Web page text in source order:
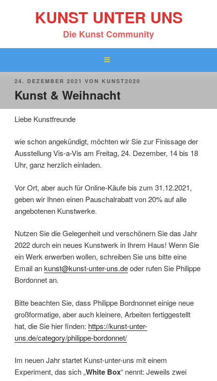
KUNST UNTER UNS
Die Kunst Community
VERÖFFENTLICHT
AM
24. DEZEMBER 2021 VON KUNST2020
Kunst & Weihnacht
Liebe Kunstfreunde
wie schon angekündigt, möchten wir Sie zur Finissage der
Ausstellung Vis-a-Vis am Freitag, 24. Dezember, 14 bis 18
Uhr, ganz herzlich einladen.
Vor Ort, aber auch für Online-Käufe bis zum 31.12.2021,
geben wir Ihnen einen Pauschalrabatt von 20% auf alle
angebotenen Kunstwerke.
Nutzen Sie die Gelegenheit und verschönern Sie das Jahr
2022 durch ein neues Kunstwerk in Ihrem Haus! Wenn Sie
ein Werk erwerben wollen, schreiben Sie uns bitte eine
Email ankunst@kunst-unter-uns.deoder rufen Sie Philippe
Bordonnet an.
Bitte beachten Sie, dass Philippe Bordnonnet einige neue
großformatige, aber auch kleinere, Arbeiten fertiggestellt
hat, die Sie hier finden: https://kunst-unter-
uns.de/category/philippe-bordonnet/
Im neuen Jahr startet Kunst-unter-uns mit einem
Experiment, das sich „White Box“ nennt: Jeweils zwei